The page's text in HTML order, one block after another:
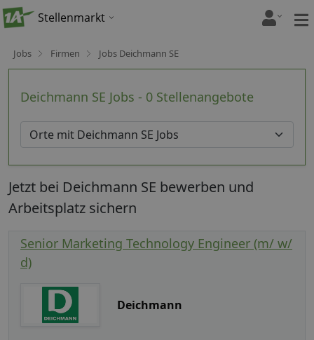
Stellenmarkt
Jobs Firmen Jobs Deichmann SE
Deichmann SE Jobs - 0 Stellenangebote
Jetzt bei Deichmann SE bewerben und
Arbeitsplatz sichern
Senior Marketing Technology Engineer (m/ w/
d)
Deichmann